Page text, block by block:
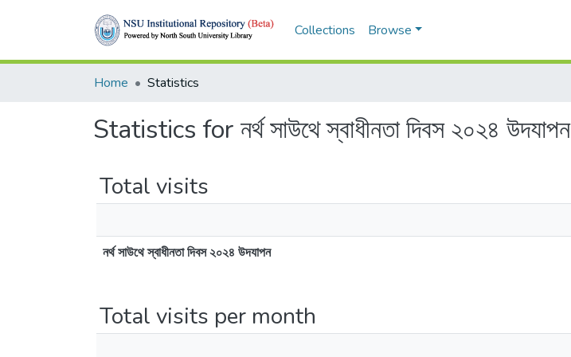
Collections Browse
Home Statistics
Statistics for নর্থ সাউথে স্বাধীনতা দিবস ২০২৪ উদযাপন
Total visits
নর্থ সাউথে স্বাধীনতা দিবস ২০২৪ উদযাপন
Total visits per month